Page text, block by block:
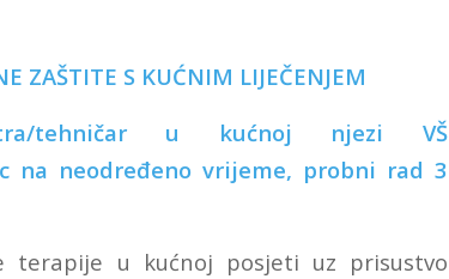
ZAŠTITE S KUĆNIM LIJEČENJEM
tehničar u kućnoj njezi VŠ
neodređeno vrijeme, probni rad 3
terapije u kućnoj posjeti uz prisustvo